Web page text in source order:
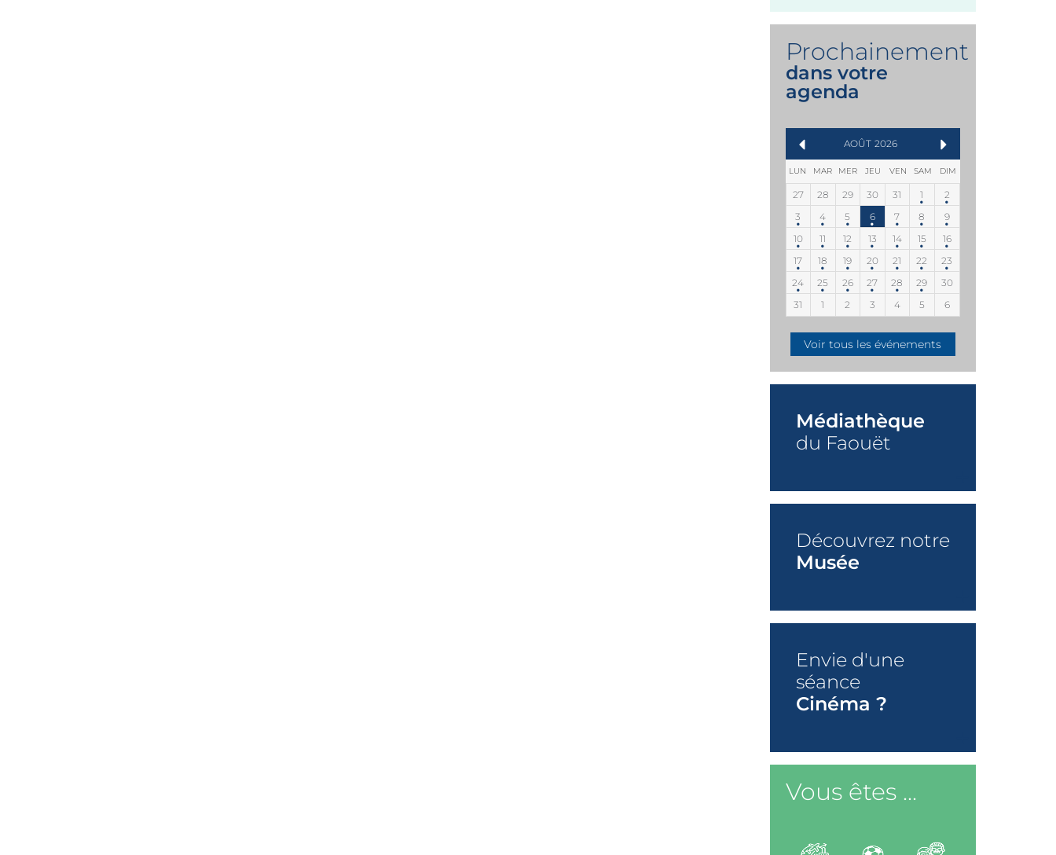
Prochainement
dans votre
agenda
AOÛT 2026
LUN MAR MER JEU VEN SAM DIM
27 28 29 30 31 1
2
3
4 5 6 7 8
9
10
11 12 13 14 15
16
17
18 19 20 21 22
23
24
25 26 27 28 29
30
31
1 2 3 4 5 6
Voir tous les événements
Médiathèque
du Faouët
Découvrez notre
Musée
Envie d'une
séance
Cinéma ?
Vous êtes ...